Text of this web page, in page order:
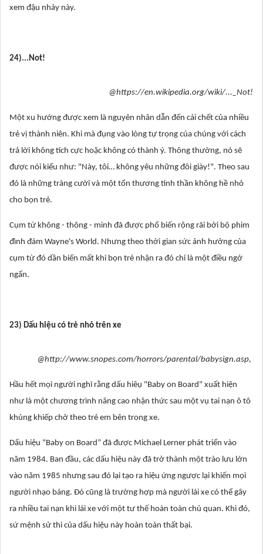
xem đậu nhảy này.
24)...Not!
@https://en.wikipedia.org/wiki/..._Not!
Một xu hướng được xem là nguyên nhân dẫn đến cái chết của nhiều
trẻ vị thành niên. Khi mà đụng vào lòng tự trọng của chúng với cách
trả lời không tích cực hoặc không có thành ý. Thông thường, nó sẽ
được nói kiểu như: "Này, tôi… không yêu những đôi giày!". Theo sau
đó là những tràng cười và một tổn thương tinh thần không hề nhỏ
cho bọn trẻ.
Cụm từ không - thông - minh đã được phổ biến rộng rãi bởi bộ phim
đình đám Wayne's World. Nhưng theo thời gian sức ảnh hưởng của
cụm từ đó dần biến mất khi bọn trẻ nhận ra đó chỉ là một điều ngớ
ngẩn.
23) Dấu hiệu có trẻ nhỏ trên xe
@http://www.snopes.com/horrors/parental/babysign.asp,
Hầu hết mọi người nghĩ rằng dấu hiêụ "Baby on Board" xuất hiện
như là một chương trình nâng cao nhận thức sau một vụ tai nạn ô tô
khủng khiếp chở theo trẻ em bên trong xe.
Dấu hiệu “Baby on Board” đã được Michael Lerner phát triển vào
năm 1984. Ban đầu, các dấu hiệu này đã trở thành một trào lưu lớn
vào năm 1985 nhưng sau đó lại tạo ra hiệu ứng ngược lại khiến mọi
người nhạo báng. Đó cũng là trường hợp mà người lái xe có thể gây
ra nhiều tai nạn khi lái xe với một tư thế hoàn toàn chủ quan. Khi đó,
sứ mệnh sử thi của dấu hiệu này hoàn toàn thất bại.